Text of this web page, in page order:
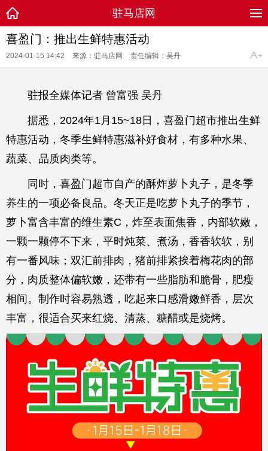
驻马店网
喜盈门：推出生鲜特惠活动
2024-01-15 14:42 来源：驻马店网 责任编辑：吴丹
驻报全媒体记者 曾富强 吴丹
据悉，2024年1月15~18日，喜盈门超市推出生鲜
特惠活动，冬季生鲜特惠滋补好食材，有多种水果、
蔬菜、品质肉类等。
同时，喜盈门超市自产的酥炸萝卜丸子，是冬季
养生的一项必备良品。冬天正是吃萝卜丸子的季节，
萝卜富含丰富的维生素C，炸至表面焦香，内部软嫩，
一颗一颗停不下来，平时炖菜、煮汤，香香软软，别
有一番风味；双汇前排肉，猪前排紧挨着梅花肉的部
分，肉质整体偏软嫩，还带有一些脂肪和脆骨，肥瘦
相间。制作时容易熟透，吃起来口感滑嫩鲜香，层次
丰富，很适合买来红烧、清蒸、糖醋或是烧烤。